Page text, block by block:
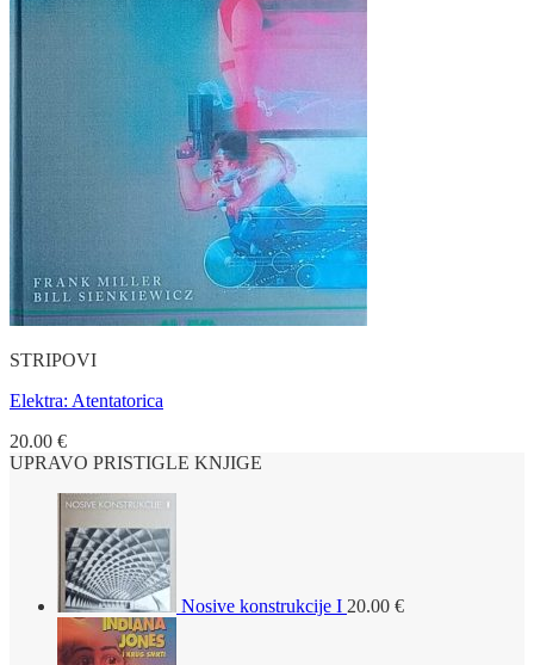
STRIPOVI
Elektra: Atentatorica
20.00 €
UPRAVO PRISTIGLE KNJIGE
Nosive konstrukcije I 20.00 €